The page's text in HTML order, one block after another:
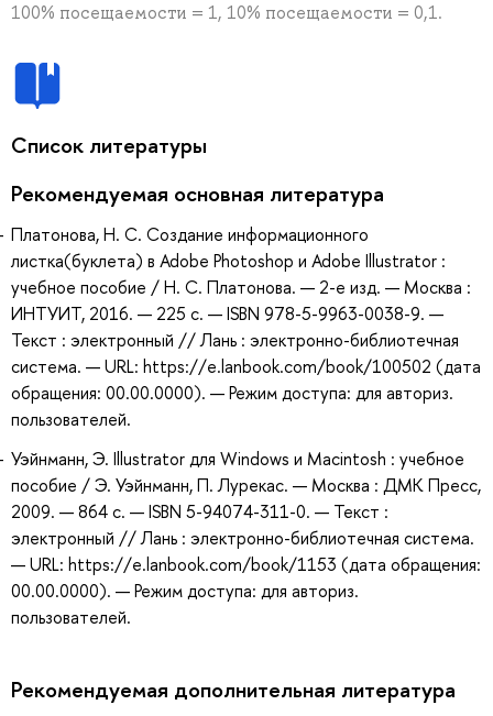
100% посещаемости = 1, 10% посещаемости = 0,1.
Список литературы
Рекомендуемая основная литература
Платонова, Н. С. Создание информационного
листка(буклета) в Adobe Photoshop и Adobe Illustrator :
учебное пособие / Н. С. Платонова. — 2-е изд. — Москва :
ИНТУИТ, 2016. — 225 с. — ISBN 978-5-9963-0038-9. —
Текст : электронный // Лань : электронно-библиотечная
система. — URL: https://e.lanbook.com/book/100502 (дата
обращения: 00.00.0000). — Режим доступа: для авториз.
пользователей.
Уэйнманн, Э. Illustrator для Windows и Macintosh : учебное
пособие / Э. Уэйнманн, П. Лурекас. — Москва : ДМК Пресс,
2009. — 864 с. — ISBN 5-94074-311-0. — Текст :
электронный // Лань : электронно-библиотечная система.
— URL: https://e.lanbook.com/book/1153 (дата обращения:
00.00.0000). — Режим доступа: для авториз.
пользователей.
Рекомендуемая дополнительная литература